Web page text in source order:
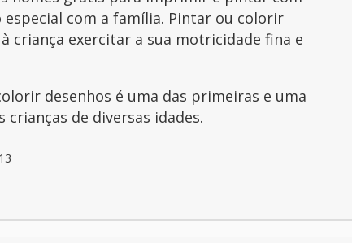
com a família. Pintar ou colorir
criança exercitar a sua motricidade fina e
desenhos é uma das primeiras e uma
de diversas idades.